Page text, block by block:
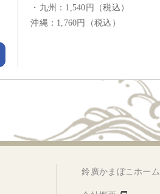
・九州：1,540円（税込）
沖縄：1,760円（税込）
鈴廣かまぼこホーム